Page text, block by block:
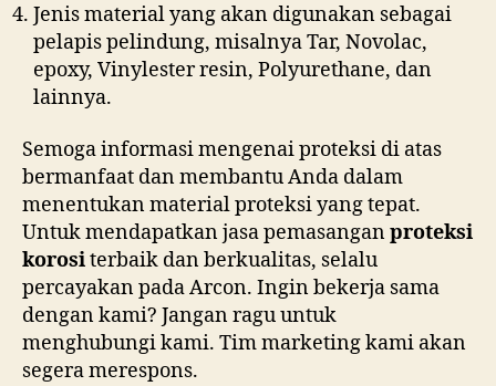
Jenis material yang akan digunakan sebagai
pelapis pelindung, misalnya Tar, Novolac,
epoxy, Vinylester resin, Polyurethane, dan
lainnya.
Semoga informasi mengenai proteksi di atas
bermanfaat dan membantu Anda dalam
menentukan material proteksi yang tepat.
Untuk mendapatkan jasa pemasanganproteksi
korositerbaik dan berkualitas, selalu
percayakan pada Arcon. Ingin bekerja sama
dengan kami? Jangan ragu untuk
menghubungi kami. Tim marketing kami akan
segera merespons.